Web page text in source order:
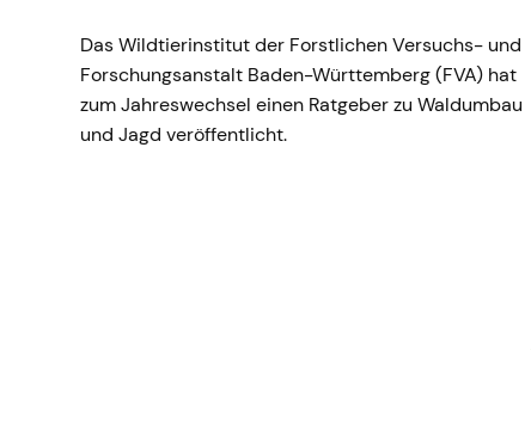
Das Wildtierinstitut der Forstlichen Versuchs- und
Forschungsanstalt Baden-Württemberg (FVA) hat
zum Jahreswechsel einen Ratgeber zu Waldumbau
und Jagd veröffentlicht.